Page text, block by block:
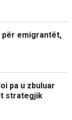
për emigrantët,
pa u zbuluar
strategjik